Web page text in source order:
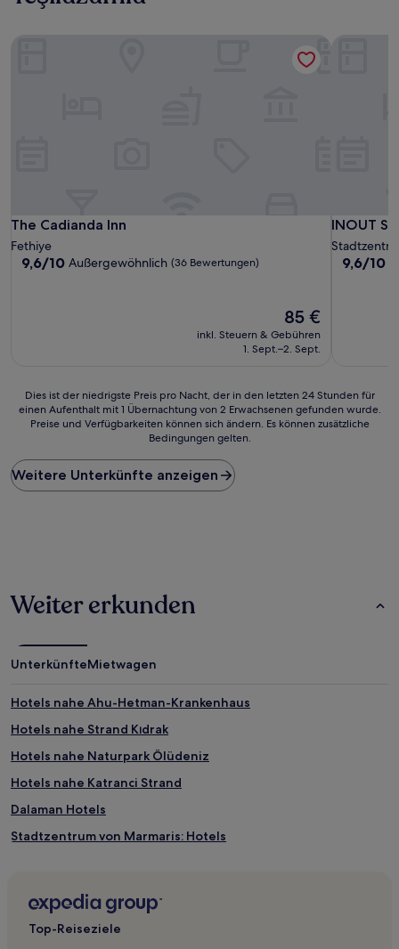
The Cadianda Inn
The Cadianda Inn
Fethiye
9.6
9,6/10 Außergewöhnlich (36 Bewertungen)
Der
Preis
beträgt
85 €
inkl. Steuern & Gebühren
1. Sept.–2. Sept.
INOUT
INOUT
9.6
9,6/10
Dies
ist
Preis
pro
Nacht,
einen
1 Übernachtung
von
gefunden
Preise
Verfügbarkeiten
können
ändern.
können
Dies ist der niedrigste Preis pro Nacht, der in den letzten 24 Stunden für
einen Aufenthalt mit 1 Übernachtung von 2 Erwachsenen gefunden wurde.
Preise und Verfügbarkeiten können sich ändern. Es können zusätzliche
Bedingungen gelten.
Weitere Unterkünfte anzeigen
Weiter erkunden
UnterkünfteMietwagen
Hotels nahe Ahu-Hetman-Krankenhaus
Hotels nahe Strand Kıdrak
Hotels nahe Naturpark Ölüdeniz
Hotels nahe Katranci Strand
Dalaman Hotels
Stadtzentrum von Marmaris: Hotels
Hotels nahe kleiner Samanlık Strand
Top-Reiseziele